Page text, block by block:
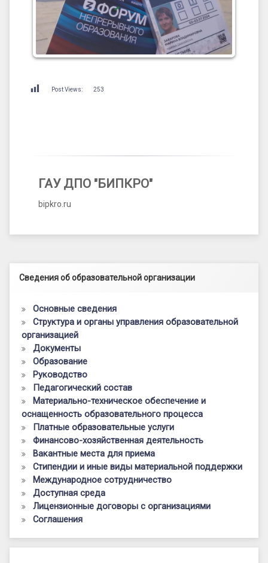
Post Views: 253
ГАУ ДПО "БИПКРО"
bipkro.ru
Левый сайдбар
Сведения об образовательной организации
Основные сведения
Структура и органы управления образовательной
организацией
Документы
Образование
Руководство
Педагогический состав
Материально-техническое обеспечение и
оснащенность образовательного процесса
Платные образовательные услуги
Финансово-хозяйственная деятельность
Вакантные места для приема
Стипендии и иные виды материальной поддержки
Международное сотрудничество
Доступная среда
Лицензионные договоры с организациями
Соглашения